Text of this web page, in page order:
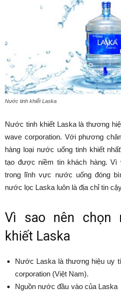
Nước tinh khiết Laska
Nước tinh khiết Laska là thương
wave corporation. Với phương
hàng loại nước uống tinh khiết
tạo được niềm tin khách hàng. Vì
trong lĩnh vực nước uống đóng
nước lọc Laska luôn là địa chỉ tin
Vì sao nên chọn
khiết Laska
Nước Laska là thương hiệu uy
corporation (Việt Nam).
Nguồn nước đầu vào của